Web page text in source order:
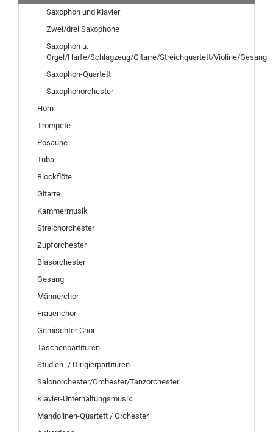
Saxophon und Klavier
Zwei/drei Saxophone
Saxophon u.
Orgel/Harfe/Schlagzeug/Gitarre/Streichquartett/Violine/Gesang
Saxophon-Quartett
Saxophonorchester
Horn
Trompete
Posaune
Tuba
Blockflöte
Gitarre
Kammermusik
Streichorchester
Zupforchester
Blasorchester
Gesang
Männerchor
Frauenchor
Gemischter Chor
Taschenpartituren
Studien- / Dirigierpartituren
Salonorchester/Orchester/Tanzorchester
Klavier-Unterhaltungsmusik
Mandolinen-Quartett / Orchester